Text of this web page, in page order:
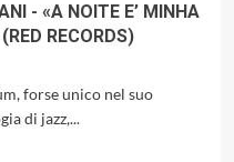
‎- «A NOITE E’ MINHA
RECORDS)
forse unico nel suo
di jazz,...